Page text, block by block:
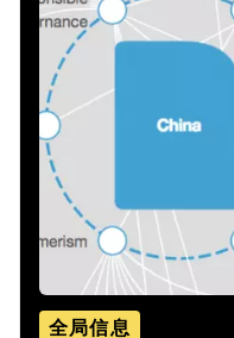
全局信息